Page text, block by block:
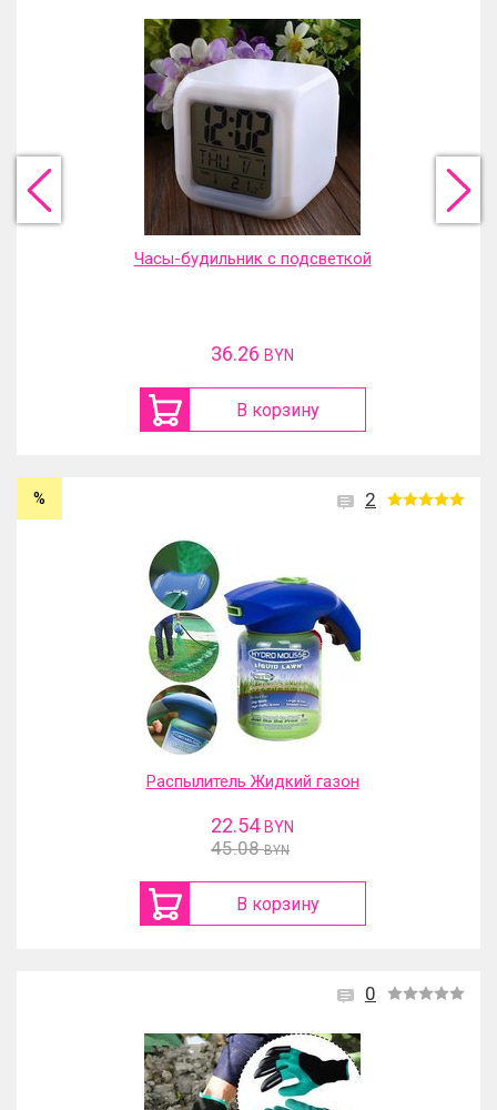
Часы-будильник с подсветкой
36.26 BYN
В корзину
2
%
Распылитель Жидкий газон
22.54 BYN
45.08 BYN
В корзину
0